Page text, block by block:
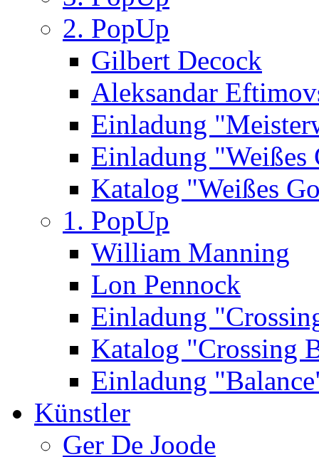
2. PopUp
Gilbert Decock
Aleksandar
Einladung
Einladung "Weißes
Katalog "Weißes
1. PopUp
William Manning
Lon Pennock
Einladung
Katalog "Crossing
Einladung
Künstler
Ger De Joode